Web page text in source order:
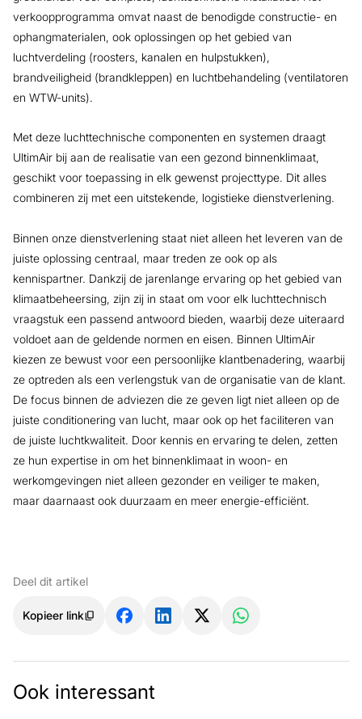
verkoopprogramma omvat naast de benodigde constructie- en
ophangmaterialen, ook oplossingen op het gebied van
luchtverdeling (roosters, kanalen en hulpstukken),
brandveiligheid (brandkleppen) en luchtbehandeling (ventilatoren
en WTW-units).
Met deze luchttechnische componenten en systemen draagt
UltimAir bij aan de realisatie van een gezond binnenklimaat,
geschikt voor toepassing in elk gewenst projecttype. Dit alles
combineren zij met een uitstekende, logistieke dienstverlening.
Binnen onze dienstverlening staat niet alleen het leveren van de
juiste oplossing centraal, maar treden ze ook op als
kennispartner. Dankzij de jarenlange ervaring op het gebied van
klimaatbeheersing, zijn zij in staat om voor elk luchttechnisch
vraagstuk een passend antwoord bieden, waarbij deze uiteraard
voldoet aan de geldende normen en eisen. Binnen UltimAir
kiezen ze bewust voor een persoonlijke klantbenadering, waarbij
ze optreden als een verlengstuk van de organisatie van de klant.
De focus binnen de adviezen die ze geven ligt niet alleen op de
juiste conditionering van lucht, maar ook op het faciliteren van
de juiste luchtkwaliteit. Door kennis en ervaring te delen, zetten
ze hun expertise in om het binnenklimaat in woon- en
werkomgevingen niet alleen gezonder en veiliger te maken,
maar daarnaast ook duurzaam en meer energie-efficiënt.
Deel dit artikel
Kopieer link
Ook interessant